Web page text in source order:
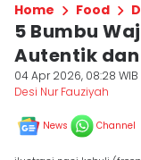
Home Food
5 Bumbu
Autentik
04 Apr 2026, 08:28 WIB
Desi Nur Fauziyah
News Channel